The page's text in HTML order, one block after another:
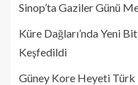
Sinop’ta Gaziler Günü
Küre Dağları’nda Yeni
Keşfedildi
Güney Kore Heyeti